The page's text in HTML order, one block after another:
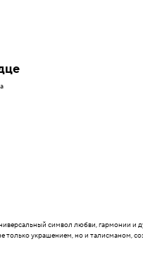
символ любви, гармонии и
только украшением, но и талисманом,